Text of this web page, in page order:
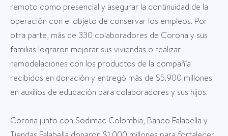
remoto como presencial y asegurar la continuidad de la
operación con el objeto de conservar los empleos. Por
otra parte, más de 330 colaboradores de Corona y sus
familias lograron mejorar sus viviendas o realizar
remodelaciones con los productos de la compañía
recibidos en donación y entregó más de $5.900 millones
en auxilios de educación para colaboradores y sus hijos.
Corona junto con Sodimac Colombia, Banco Falabella y